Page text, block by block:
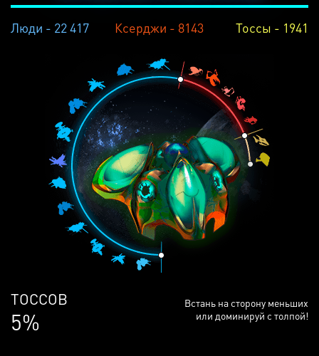
Люди - 22 417 Ксерджи - 8143 Тоссы - 1941
ЛЮДЕЙ
68%
Встань на сторону меньших
или доминируй с толпой!